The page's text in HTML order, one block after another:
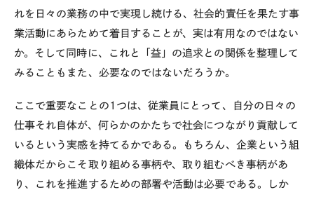
れを日々の業務の中で実現し続ける、社会的責任を果たす事
業活動にあらためて着目することが、実は有用なのではない
か。そして同時に、これと「益」の追求との関係を整理して
みることもまた、必要なのではないだろうか。
ここで重要なことの1つは、従業員にとって、自分の日々の
仕事それ自体が、何らかのかたちで社会につながり貢献して
いるという実感を持てるかである。もちろん、企業という組
織体だからこそ取り組める事柄や、取り組むべき事柄があ
り、これを推進するための部署や活動は必要である。しか